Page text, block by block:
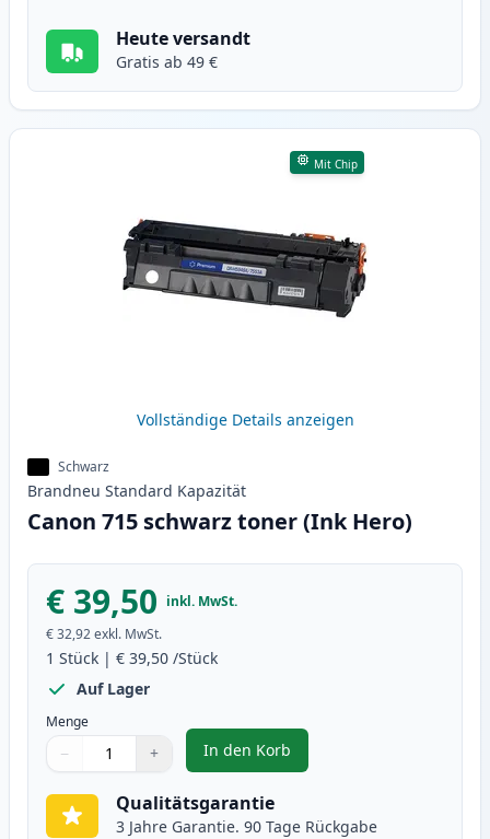
Heute versandt
Gratis ab 49 €
Mit Chip
Vollständige Details anzeigen
Schwarz
Brandneu Standard Kapazität
Canon 715 schwarz toner (Ink Hero)
€ 39,50 inkl. MwSt.
€ 32,92exkl. MwSt.
1 Stück | € 39,50 /Stück
Auf Lager
Menge
Verwenden Sie die Tasten, um anzupassen
− +
1
In den Korb
, Canon 715 schwarz toner (Ink
Qualitätsgarantie
3 Jahre Garantie. 90 Tage Rückgabe